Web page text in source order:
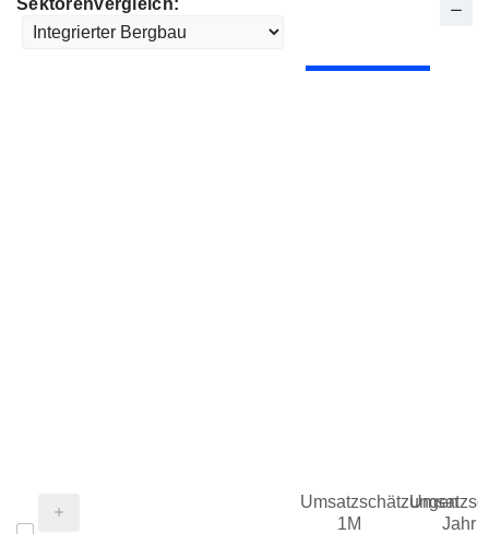
Sektorenvergleich:
Umsatzschätzungen
1M
Jahr